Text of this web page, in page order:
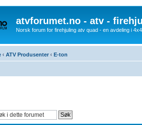
atvforumet.no - atv -
Norsk forum for firehjuling atv quad - en avdeling i
‹ ATV Produsenter ‹ E-ton